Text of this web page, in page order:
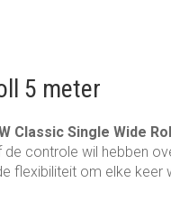
5 meter
Classic Single Wide
controle wil hebben
flexibiliteit om elke keer